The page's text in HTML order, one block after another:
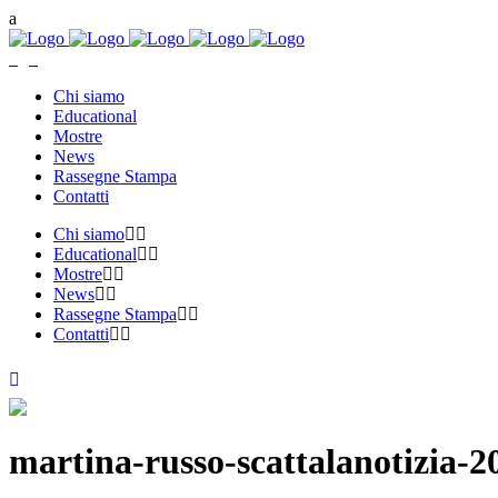
Chi siamo
Educational
Mostre
News
Rassegne Stampa
Contatti
Chi siamo
Educational
Mostre
News
Rassegne Stampa
Contatti
martina-russo-scattalanotizia-